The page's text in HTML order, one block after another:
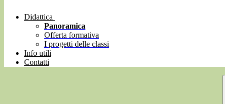
Didattica
Panoramica
Offerta formativa
I progetti delle classi
Info utili
Contatti